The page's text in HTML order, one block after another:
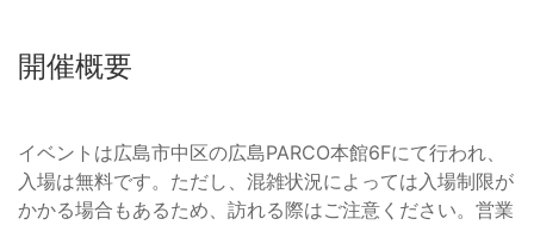
開催概要
イベントは広島市中区の広島PARCO本館6Fにて行われ、
入場は無料です。ただし、混雑状況によっては入場制限が
かかる場合もあるため、訪れる際はご注意ください。営業